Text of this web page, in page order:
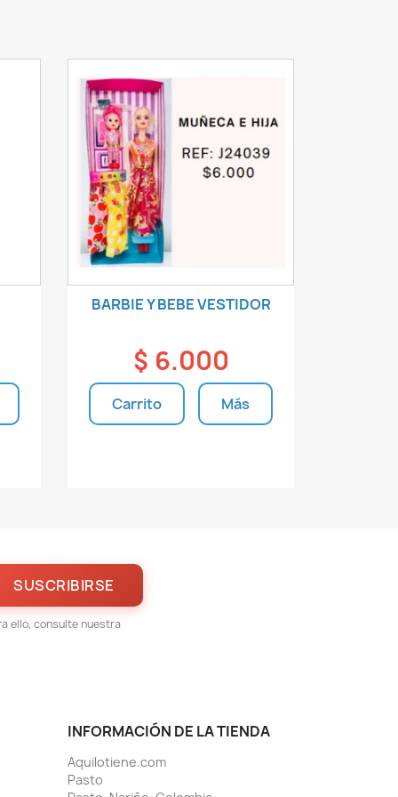
BARBIE Y BEBE VESTIDOR
$ 6.000
Carrito Más
ello, consulte nuestra
INFORMACIÓN DE LA TIENDA
Aquilotiene.com
Pasto